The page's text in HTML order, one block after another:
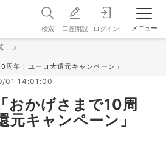
検索 口座開設 ログイン メニュー
＆更新情報 一覧
周年！ユーロ大還元キャンペーン」
01 14:01:00
おかげさまで10周
元キャンペーン」